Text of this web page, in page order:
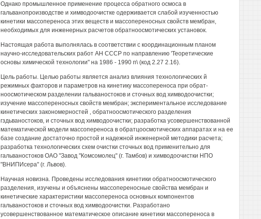
Однако промышленное применение процесса обратного осмоса в
гальванопроизводстве и химводоочистке одерживается слабой изученностью
кинетики массопереноса этих веществ и массопереносных свойств мембран,
необходимых для инженерных расчетов обратноосмотических установок.
Настоящая работа выполнялась в соответствии с координационным планом
научно-исследовательских работ АН СССР по направлению 'Теоретические
основы химической технологии" на 1986 - 1990 п\ (код 2.27 2.16).
Цель работы. Целью работы является анализ влияния технологических й
режимных факторов и параметров на кинетику массопереноса при обрат-
ноосмотическом разделении гальваностоков и сточных вод химводоочистки;
изучение массопереносных свойств мембран; экспериментальное исследование
кинетических закономерностей , обратноосмотического разделения
гздьваностоков, и сточных вод химводоочистки; разработка усовершенствованной
математической модели массопереноса в обратцоосмотических аппаратах и на ее
базе создание достаточно простой и надежной инженерной методики расчета;
разработка технологических схем очистки сточных вод применительно для
гальваностоков ОАО "Завод "Комсомолец" (г. Тамбов) и химводоочистки НПО
"ВНИПИсера" (г. Львов).
Научная новизна. Проведены исследования кинетики обратноосмотического
разделения, изучены и объяснены массопереносные свойства мембран и
кинетические характеристики массопереноса основных компонентов
гальваностоков и сточных вод химводоочистки. Разработано
усовершенствованное математическое описание кинетики массопереноса в